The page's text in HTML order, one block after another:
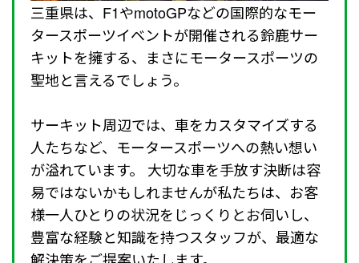
三重県は、F1やmotoGPなどの国際的なモー
タースポーツイベントが開催される鈴鹿サー
キットを擁する、まさにモータースポーツの
聖地と言えるでしょう。
サーキット周辺では、車をカスタマイズする
人たちなど、モータースポーツへの熱い想い
が溢れています。 大切な車を手放す決断は容
易ではないかもしれませんが私たちは、お客
様一人ひとりの状況をじっくりとお伺いし、
豊富な経験と知識を持つスタッフが、最適な
解決策をご提案いたします。